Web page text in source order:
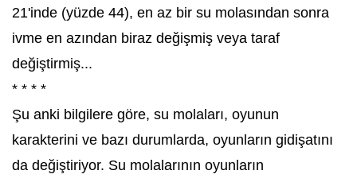
21'inde (yüzde 44), en az bir su molasından sonra
ivme en azından biraz değişmiş veya taraf
değiştirmiş...
* * * *
Şu anki bilgilere göre, su molaları, oyunun
karakterini ve bazı durumlarda, oyunların gidişatını
da değiştiriyor. Su molalarının oyunların